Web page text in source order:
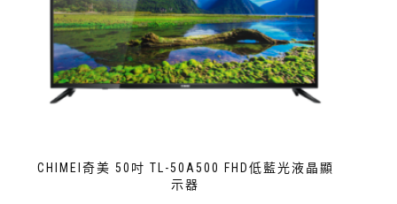
CHIMEI奇美 50吋 TL-50A500 FHD低藍光液晶顯
示器